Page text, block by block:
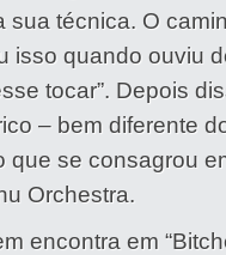
sua técnica. O
isso quando ouviu
tocar”. Depois
– bem diferente
que se consagrou
Orchestra.
encontra em